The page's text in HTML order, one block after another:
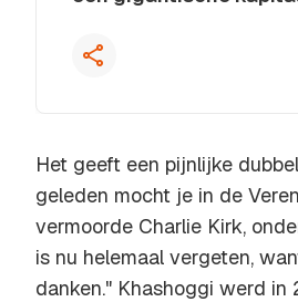
Het geeft een pijnlijke
geleden mocht je in de
vermoorde Charlie Kirk,
is nu helemaal vergeten,
danken." Khashoggi werd